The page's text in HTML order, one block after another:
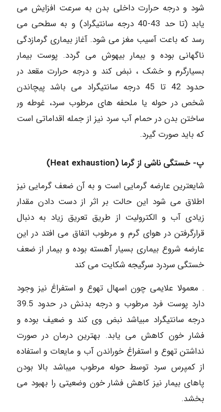
شود و درجه حرارت داخلی بدن به سرعت افزایش می
یابد (تا حد 43-40 درجه سانتیگراد) و به سطحی می
رسد که باعت آسیب مغز می شود. آغاز بیماری گرمازدگی
ناگهانی بوده و بیمار بیهوش می گردد. پوست بیمار
بسیارگرم و خشک ، نبض کند و درجه حرارت مقعد در
حدود 42 تا 45 درجه سانتیگراد می باشد پیچاندن
شخص در حوله یا ملحفه های مرطوب سرد، غوطه ور
ساختن بدن در حمام آب سرد نیز از جمله اقداماتی است
که باید صورت گیرد.
پ- خستگی ناشی از گرما (Heat exhaustion)
شایعترین عارضه گرمایی است و به آن ضعف گرمایی نیز
اطلاق می شود این حالت بر اثر از دست دادن مقدار
زیادی آب و الکترولیت از طریق تعریق زیاد به دنبال
قرارگرفتن در هوای گرم و مرطوب اتفاق می افتد در این
عارضه شروع بیماری بسیار آهسته بوده و بیمار از ضعف
خستگی سردرد سرگیجه شکایت می کند
. معمولا علایمی چون اسهال تهوع و استفراغ نیز وجود
دارد پوست فرد مرطوب و درجه بدنش در حدود 39.5
درجه سانتیگراد مبیاشد نبض وی کند و ضعیف بوده و
فشار خون کاهش می یابد. بهترین درمان در صورت
نداشتن تهوع و استفراغ خوراندن آب و مایعات و استفاده
از کمپرس سرد توسط حوله مرطوب میباشد بالا بودن
پاهای بیمار نیز کاهش فشار خون وضعیتی را بهبود می
بخشد.